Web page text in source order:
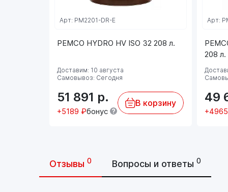
PEMCO HYDRO HV ISO 32 208 л.
Арт: PM2201-DR-E
Доставим: 10 августа
Самовывоз: Сегодня
51 891 р.
+5189 ₽бонус
В корзину
208 л.
Арт:
49
Отзывы 0 Вопросы и ответы 0